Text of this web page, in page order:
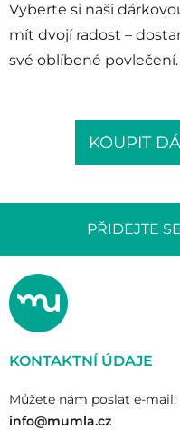
Vyberte si naši
mít dvojí radost –
své oblíbené povlečení.
KOUPIT
PŘIDEJTE
KONTAKTNÍ ÚDAJE
Můžete nám poslat e-mail:
info@mumla.cz